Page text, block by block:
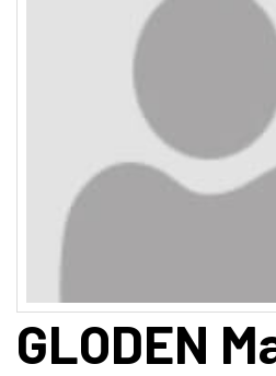
GLODEN